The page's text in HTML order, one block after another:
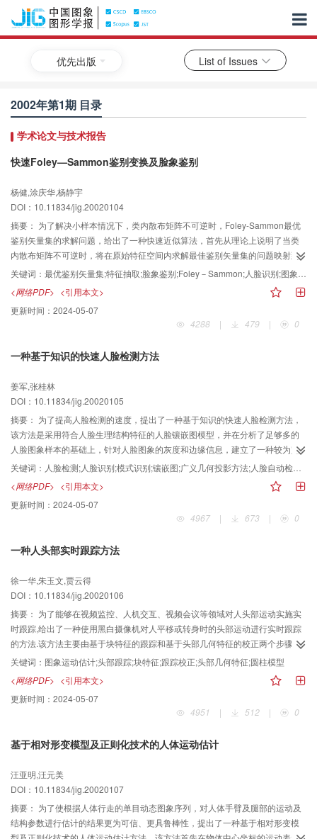
优先出版 List of Issues
2002年第1期 目录
学术论文与技术报告
快速Foley—Sammon鉴别变换及脸象鉴别
杨健,涂庆华,杨静宇
DOI：10.11834/jig.20020104
摘要： 为了解决小样本情况下，类内散布矩阵不可逆时，Foley-Sammon最优
鉴别矢量集的求解问题，给出了一种快速近似算法，首先从理论上说明了当类
内散布矩阵不可逆时，将在原始特征空间内求解最佳鉴别矢量集的问题映射到
等于或小于c-1（c为样本类别数）维的欧氏空间内进行是可行的，由于样本类
别数远远小于原始特征空间的维数，故该算法不仅大大减少了特征抽取的时
间，也提高了分类识别的速度，在ORL标准人脸库上的试验结果表明，该算法
不仅在识别率和识别时间上优于传统的扰动法和补空间法，而且比经典的特征
关键词： 最优鉴别矢量集;特征抽取;脸象鉴别;Foley－Sammon;人脸识别;图象识别;求解;近似算法
<网络PDF> <引用本文>
更新时间： 2024-05-07
4288
| 479 | 0
一种基于知识的快速人脸检测方法
姜军,张桂林
DOI：10.11834/jig.20020105
摘要： 为了提高人脸检测的速度，提出了一种基于知识的快速人脸检测方法，
该方法是采用符合人脸生理结构特征的人脸镶嵌图模型，并在分析了足够多的
人脸图象样本的基础上，针对人脸图象的灰度和边缘信息，建立了一种较为完
备的知识库；为加快检测速度，该方法采用多级检测步骤，即在粗检测中，根
据眼睛的特征，提出并采用一种新的人脸粗检测算法-广义几何投影方法，从而
明显地提高了检测速度，实验结果表明，该方法具有较强的鲁棒性，能够很好
地解决复杂背景下的多人脸检测问题，由于该方法实现的简单性，并容易由硬
件实现，使得检测速度进一步提高，因此该方法在可视电话等领域有着广阔的
关键词： 人脸检测;人脸识别;模式识别;镶嵌图;广义几何投影方法;人脸自动检测系统;知识库
<网络PDF> <引用本文>
更新时间： 2024-05-07
4967
| 673 | 0
一种人头部实时跟踪方法
徐一华,朱玉文,贾云得
DOI：10.11834/jig.20020106
摘要： 为了能够在视频监控、人机交互、视频会议等领域对人头部运动实施实
时跟踪,给出了一种使用黑白摄像机对人平移或转身时的头部运动进行实时跟踪
的方法.该方法主要由基于块特征的跟踪和基于头部几何特征的校正两个步骤组
成 .块特征跟踪算法仅利用图象低层信息而不依赖于目标的具体模型,可实现对头
部自由运动的跟踪.为解决块特征跟踪误差累积等原因造成的目标丢失问题,又采
用了头部轮廓几何特征检验方法,根据跟踪窗口中头部轮廓位置的偏移来对块特
征跟踪结果进行校正.另外,为提高转身运动时相邻两帧图象的特征跟踪正确率,还
引入圆柱模型来拟合头部,并在展开柱面内进行块特征选取和跟踪.本文方法在
身时头部运动实施准确跟踪 .当跟踪窗口大小为120× 180pixels,块特征数目为
关键词： 图象运动估计;头部跟踪;块特征;跟踪校正;头部几何特征;圆柱模型
<网络PDF> <引用本文>
更新时间： 2024-05-07
4951
| 512 | 0
基于相对形变模型及正则化技术的人体运动估计
汪亚明,汪元美
DOI：10.11834/jig.20020107
摘要： 为了使根据人体行走的单目动态图象序列，对人体手臂及腿部的运动及
结构参数进行估计的结果更为可信、更具鲁棒性，提出了一种基于相对形变模